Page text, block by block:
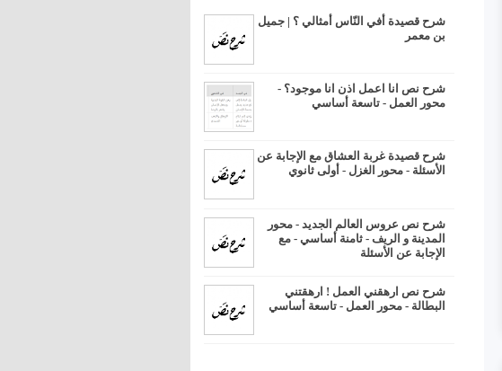
شرح قصيدة أفي النّاس أمثالي ؟ | جميل
بن معمر
شرح نص انا اعمل اذن انا موجود؟ -
محور العمل - تاسعة أساسي
شرح قصيدة غربة العشاق مع الإجابة عن
الأسئلة - محور الغزل - أولى ثانوي
شرح نص عروس العالم الجديد - محور
المدينة و الريف - ثامنة أساسي - مع
الإجابة عن الأسئلة
شرح نص ارهقني العمل ! ارهقتني
البطالة - محور العمل - تاسعة أساسي